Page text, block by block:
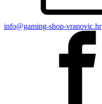
info@gaming-shop-vranovic.hr